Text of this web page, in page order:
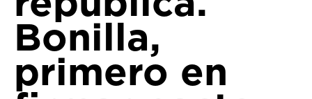
Bonilla,
primero en